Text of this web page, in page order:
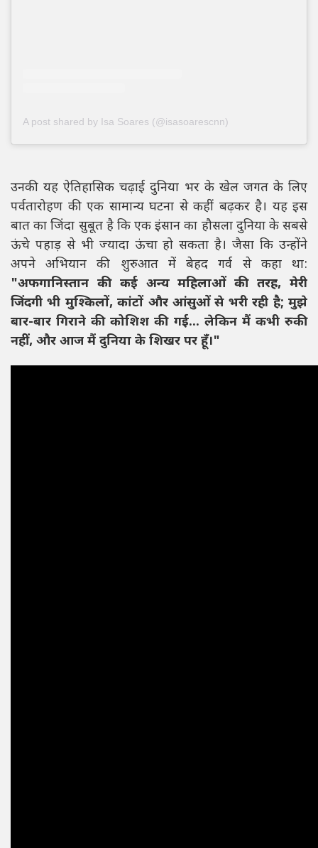
A post shared by Isa Soares (@isasoarescnn)
उनकी यह ऐतिहासिक चढ़ाई दुनिया भर के खेल जगत के लिए
पर्वतारोहण की एक सामान्य घटना से कहीं बढ़कर है। यह इस
बात का जिंदा सुबूत है कि एक इंसान का हौसला दुनिया के सबसे
ऊंचे पहाड़ से भी ज्यादा ऊंचा हो सकता है। जैसा कि उन्होंने
अपने अभियान की शुरुआत में बेहद गर्व से कहा था:
"अफगानिस्तान की कई अन्य महिलाओं की तरह, मेरी
जिंदगी भी मुश्किलों, कांटों और आंसुओं से भरी रही है; मुझे
बार-बार गिराने की कोशिश की गई... लेकिन मैं कभी रुकी
नहीं, और आज मैं दुनिया के शिखर पर हूँ।"